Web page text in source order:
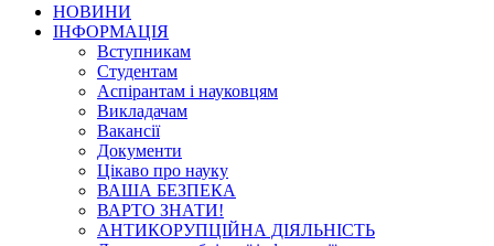
НОВИНИ
ІНФОРМАЦІЯ
Вступникам
Студентам
Аспірантам і науковцям
Викладачам
Вакансії
Документи
Цікаво про науку
ВАША БЕЗПЕКА
ВАРТО ЗНАТИ!
АНТИКОРУПЦІЙНА ДІЯЛЬНІСТЬ